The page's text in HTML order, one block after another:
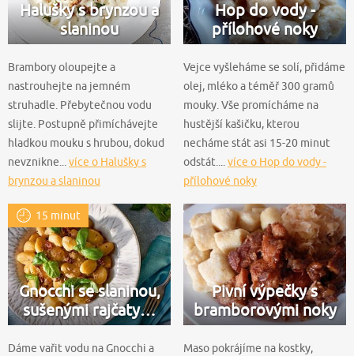
Halušky s brynzou a
slaninou
Brambory oloupejte a
nastrouhejte na jemném
struhadle. Přebytečnou vodu
slijte. Postupně přimíchávejte
hladkou mouku s hrubou, dokud
nevznikne... více o Halušky s
brynzou a slaninou
Hop do vody -
přílohové noky
Vejce vyšleháme se solí, přidáme
olej, mléko a téměř 300 gramů
mouky. Vše promícháme na
hustější kašičku, kterou
necháme stát asi 15-20 minut
odstát.... více o Hop do vody -
přílohové noky
15 minut
Gnocchi se slaninou,
sušenými rajčaty…
Dáme vařit vodu na Gnocchi a
Pivní výpečky s
bramborovými noky
Maso pokrájíme na kostky,